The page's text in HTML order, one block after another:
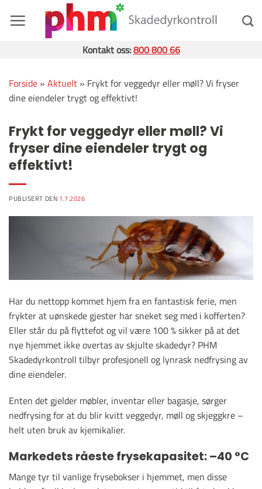
Kontakt oss:800 800 66
Forside » Aktuelt » Frykt for veggedyr eller møll? Vi fryser
dine eiendeler trygt og effektivt!
Frykt for veggedyr eller møll? Vi
fryser dine eiendeler trygt og
effektivt!
PUBLISERT DEN 1.7.2026
Har du nettopp kommet hjem fra en fantastisk ferie, men
frykter at uønskede gjester har sneket seg med i kofferten?
Eller står du på flyttefot og vil være 100 % sikker på at det
nye hjemmet ikke overtas av skjulte skadedyr? PHM
Skadedyrkontroll tilbyr profesjonell og lynrask nedfrysing av
dine eiendeler.
Enten det gjelder møbler, inventar eller bagasje, sørger
nedfrysing for at du blir kvitt veggedyr, møll og skjeggkre –
helt uten bruk av kjemikalier.
Markedets råeste frysekapasitet: –40 °C
Mange tyr til vanlige frysebokser i hjemmet, men disse